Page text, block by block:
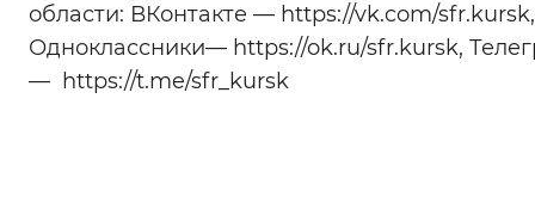
области: ВКонтакте — https://vk.com/sfr.kursk,
Одноклассники— https://ok.ru/sfr.kursk,
— https://t.me/sfr_kursk